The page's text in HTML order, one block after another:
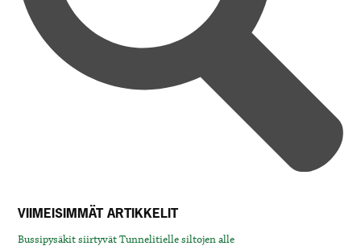
VIIMEISIMMÄT ARTIKKELIT
Bussipysäkit siirtyvät Tunnelitielle siltojen alle